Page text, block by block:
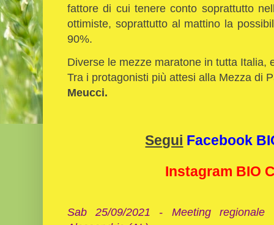
fattore di cui tenere conto soprattutto
ottimiste, soprattutto al mattino la
90%.
Diverse le mezze maratone in tutta
Tra i protagonisti più attesi alla Mezza di
Meucci.
Segui Facebook
Instagram BIO
Sab 25/09/2021 - Meeting regionale